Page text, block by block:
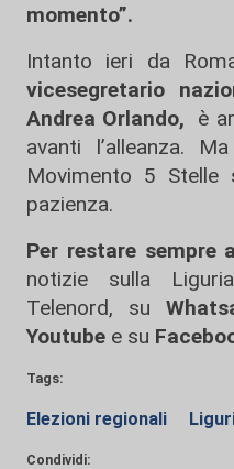
momento”.
Intanto ieri da
vicesegretario
Andrea Orlando, è
avanti l’alleanza.
Movimento 5 Stelle
pazienza.
Per restare sempre
notizie sulla
Telenord, su
Youtube e su
Tags:
Elezioni regionali
Condividi: